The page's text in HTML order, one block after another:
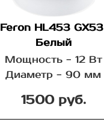
Feron HL453 GX53
Белый
Мощность - 12 Вт
Диаметр - 90 мм
1500 руб.